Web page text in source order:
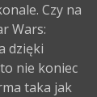
Czy na
Wars:
dzięki
nie koniec
taka jak